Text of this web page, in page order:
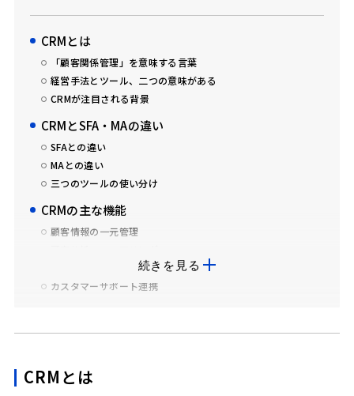
CRMとは
「顧客関係管理」を意味する言葉
経営手法とツール、二つの意味がある
CRMが注目される背景
CRMとSFA・MAの違い
SFAとの違い
MAとの違い
三つのツールの使い分け
CRMの主な機能
顧客情報の一元管理
メール配信・キャンペーン管理
カスタマーサポート連携
顧客情報が部門ごとに分散している
リピート率を改善したい
営業の属人化が進んでいる
続きを見る
CRMとは